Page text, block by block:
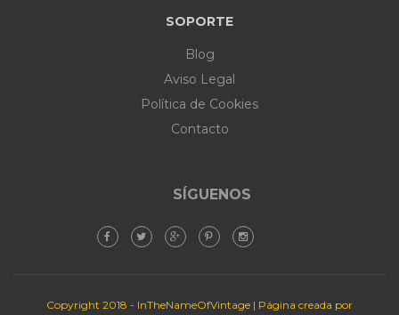
SOPORTE
Blog
Aviso Legal
Política de Cookies
Contacto
SÍGUENOS
Copyright 2018 - InTheNameOfVintage | Página creada por